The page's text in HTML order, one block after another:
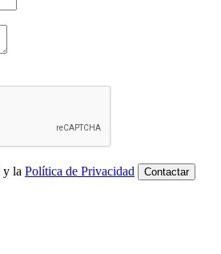
y la Política de Privacidad